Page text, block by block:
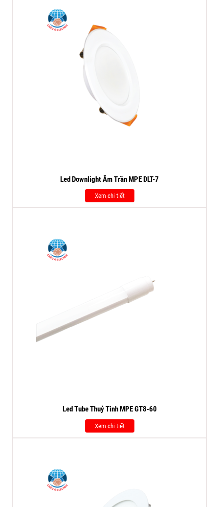
Led Downlight Âm Trần MPE DLT-7
Xem chi tiết
Led Tube Thuỷ Tinh MPE GT8-60
Xem chi tiết